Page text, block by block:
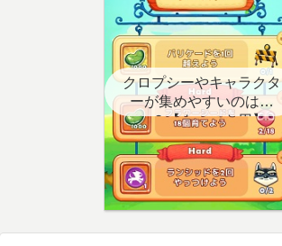
クロプシーやキャラクタ
ーが集めやすいのはど
こ？【クエスト用】